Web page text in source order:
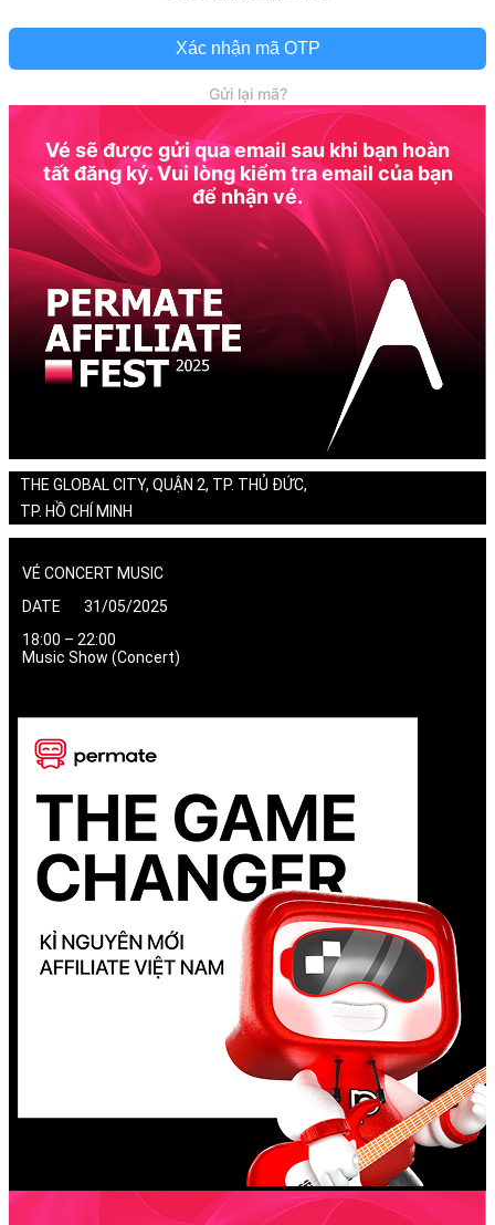
Xác nhận mã OTP
Gửi lại mã?
Vé sẽ được gửi qua email sau khi bạn hoàn
tất đăng ký. Vui lòng kiểm tra email của bạn
để nhận vé.
THE GLOBAL CITY, QUẬN 2, TP. THỦ ĐỨC,
TP. HỒ CHÍ MINH
VÉ CONCERT MUSIC
DATE 31/05/2025
18:00 – 22:00
Music Show (Concert)